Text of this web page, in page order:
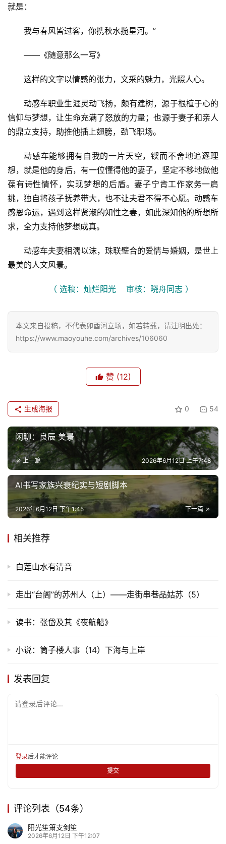
就是：
我与春风皆过客，你携秋水揽星河。”
——《随意那么一写》
这样的文字以情感的张力，文采的魅力，光照人心。
动感车职业生涯灵动飞扬，颇有建树，源于根植于心的
信仰与梦想，让生命充满了怒放的力量；也源于妻子和亲人
的鼎立支持，助推他插上翅膀，劲飞职场。
动感车能够拥有自我的一片天空，锲而不舍地追逐理
想，就是他的身后，有一位懂得他的妻子，坚定不移地做他
葆有诗性情怀，实现梦想的后盾。妻子宁肯工作家务一肩
挑，独自将孩子抚养带大，也不让夫君不得不心愿。动感车
感恩命运，遇到这样贤淑的知性之妻，如此深知他的所想所
求，全力支持他梦想成真。
动感车夫妻相濡以沫，珠联璧合的爱情与婚姻，是世上
最美的人文风景。
（ 选稿：灿烂阳光    审核：晓舟同志 ）
本文来自投稿，不代表卯酉河立场，如若转载，请注明出处：
https://www.maoyouhe.com/archives/106060
赞 (12)
0 54
生成海报
闲聊：良辰 美景
上一篇 2026年6月12日 上午7:48
AI书写家族兴衰纪实与短剧脚本
下一篇
2026年6月12日 下午1:45
相关推荐
白莲山水有清音
走出“台阁”的苏州人（上）——走街串巷品姑苏（5）
读书：张岱及其《夜航船》
小说：筒子楼人事（14）下海与上岸
发表回复
请登录后评论...
登录后才能评论
提交
评论列表（54条）
阳光笙箫支剑笙
2026年6月12日 下午12:07